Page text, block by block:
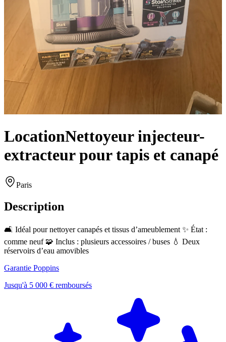
LocationNettoyeur injecteur-
extracteur pour tapis et canapé
Paris
Description
🛋️ Idéal pour nettoyer canapés et tissus d’ameublement ✨ État :
comme neuf 🧩 Inclus : plusieurs accessoires / buses 💧 Deux
réservoirs d’eau amovibles
Garantie Poppins
Jusqu'à 5 000 € remboursés